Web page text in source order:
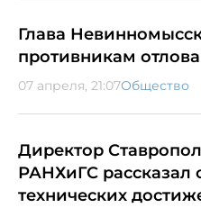
Глава
противникам
07 апреля, 21:07Общество
Директор
РАНХиГС рассказал
технических